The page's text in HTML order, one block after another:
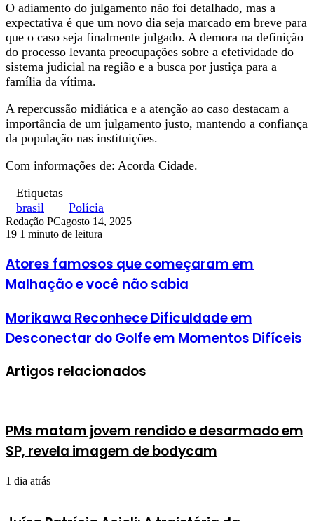
O adiamento do julgamento não foi detalhado, mas a
expectativa é que um novo dia seja marcado em breve para
que o caso seja finalmente julgado. A demora na definição
do processo levanta preocupações sobre a efetividade do
sistema judicial na região e a busca por justiça para a
família da vítima.
A repercussão midiática e a atenção ao caso destacam a
importância de um julgamento justo, mantendo a confiança
da população nas instituições.
Com informações de: Acorda Cidade.
Etiquetas
brasil
Polícia
Redação PCagosto 14, 2025
19 1 minuto de leitura
Atores famosos que começaram em
Malhação e você não sabia
Morikawa Reconhece Dificuldade em
Desconectar do Golfe em Momentos Difíceis
Artigos relacionados
PMs matam jovem rendido e desarmado em
SP, revela imagem de bodycam
1 dia atrás